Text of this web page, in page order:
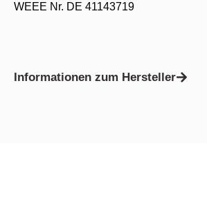
WEEE Nr. DE 41143719
Informationen zum Hersteller